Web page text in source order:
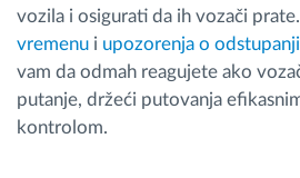
vozila i osigurati da ih vozači
vremenu i upozorenja o
vam da odmah reagujete ako
putanje, držeći putovanja
kontrolom.